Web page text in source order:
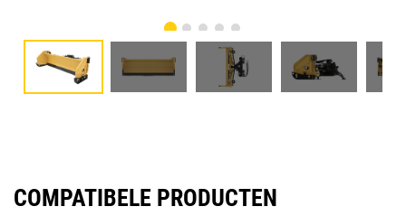
COMPATIBELE PRODUCTEN